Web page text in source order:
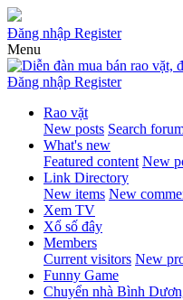
Đăng nhập Register
Menu
Đăng nhập Register
Rao vặt
New posts Search
What's new
Featured content New
Link Directory
New items New
Xem TV
Xổ số đây
Members
Current visitors New
Funny Game
Chuyển nhà Bình